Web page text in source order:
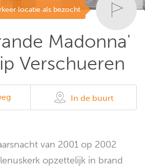
locatie als bezocht
Madonna'
Verschueren
In de buurt
van 2001 op 2002
opzettelijk in brand